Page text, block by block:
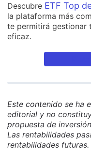
Descubre ETF Top
la plataforma más
te permitirá gestionar
eficaz.
Este contenido se ha
editorial y no
propuesta de
Las rentabilidades
rentabilidades futuras.